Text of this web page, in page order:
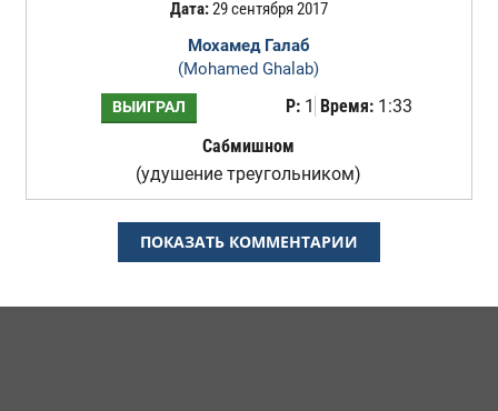
Дата:29 сентября 2017
Мохамед Галаб
(Mohamed Ghalab)
ВЫИГРАЛ Р:1 Время:1:33
Сабмишном
(удушение треугольником)
ПОКАЗАТЬ КОММЕНТАРИИ